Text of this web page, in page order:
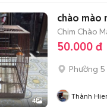
4
chào mào
Chim Chào
50.000 đ
Phường 5
Thành